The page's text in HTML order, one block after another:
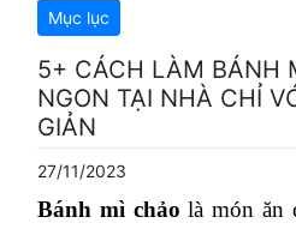
Mục lục
5+ CÁCH LÀM BÁNH
NGON TẠI NHÀ CHỈ
GIẢN
27/11/2023
Bánh mì chảo là món ăn